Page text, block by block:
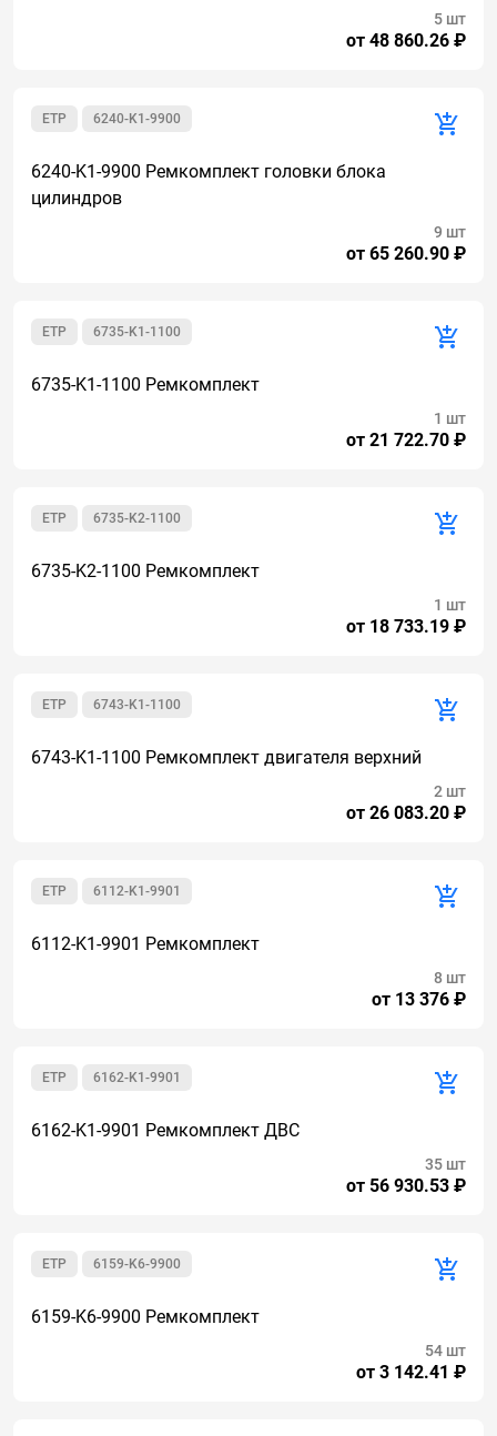
от 48 860.26 ₽
5 шт
6240-K1-9900
ETP
6240-K1-9900 Ремкомплект головки блока
цилиндров
от 65 260.90 ₽
9 шт
6735-K1-1100
ETP
6735-K1-1100 Ремкомплект
от 21 722.70 ₽
1 шт
6735-K2-1100
ETP
6735-K2-1100 Ремкомплект
от 18 733.19 ₽
1 шт
6743-K1-1100
ETP
6743-K1-1100 Ремкомплект двигателя верхний
от 26 083.20 ₽
2 шт
6112-K1-9901
ETP
6112-K1-9901 Ремкомплект
от 13 376 ₽
8 шт
6162-K1-9901
ETP
6162-K1-9901 Ремкомплект ДВС
от 56 930.53 ₽
35 шт
6159-K6-9900
ETP
6159-K6-9900 Ремкомплект
от 3 142.41 ₽
54 шт